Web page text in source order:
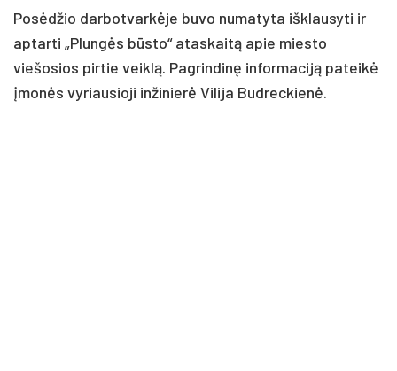
Posėdžio darbotvarkėje buvo numatyta išklausyti ir
aptarti „Plungės būsto“ ataskaitą apie miesto
viešosios pirtie veiklą. Pagrindinę informaciją pateikė
įmonės vyriausioji inžinierė Vilija Budreckienė.